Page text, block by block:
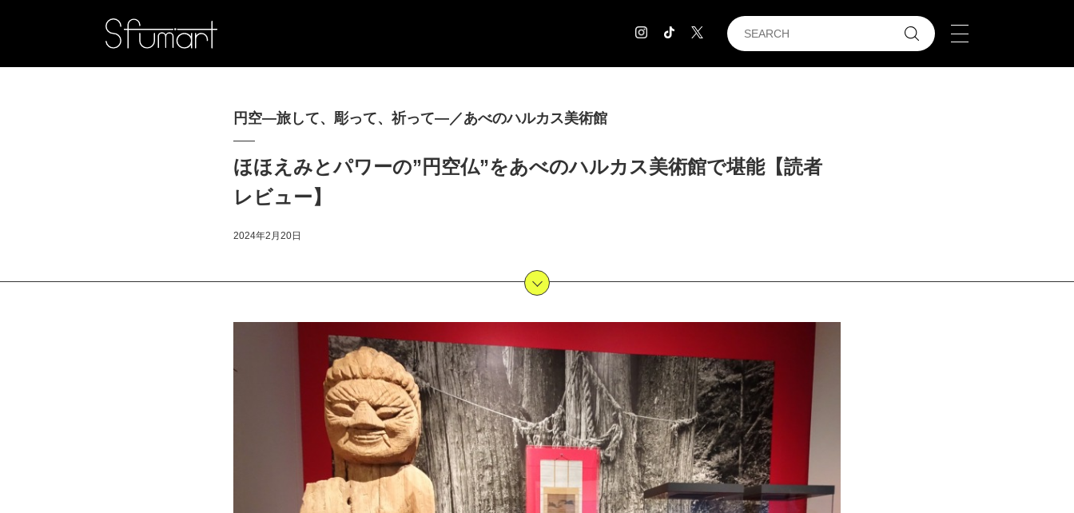
COLUMN コラム記事
EXHIBITION 展覧会情報
CONTACT
POLICY COMPANY
円空―旅して、彫って、祈って―／あべのハルカス美術館
ほほえみとパワーの”円空仏”をあべのハルカス美術館で堪能【読者
レビュー】
2024年2月20日